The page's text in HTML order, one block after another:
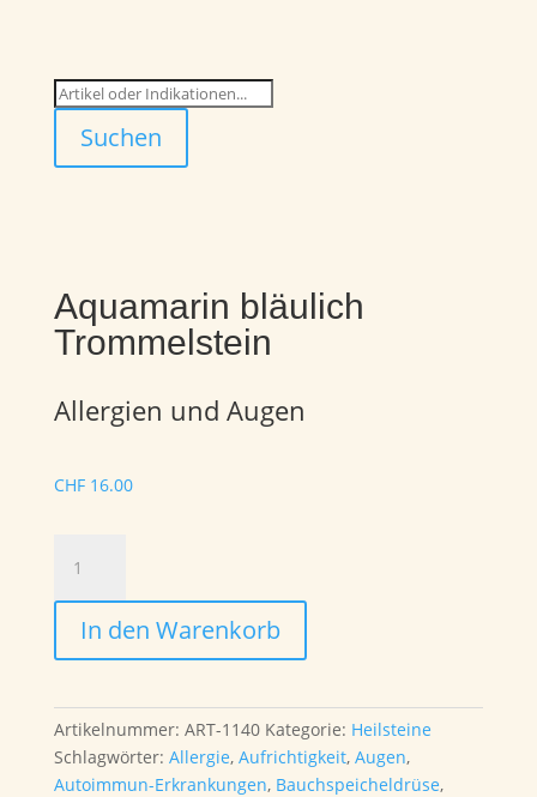
Suchen
Aquamarin bläulich
Trommelstein
Allergien und Augen
CHF16.00
bläulich
Trommelstein
MengeIn den Warenkorb
Artikelnummer: ART-1140 Kategorie: Heilsteine
Schlagwörter: Allergie, Aufrichtigkeit, Augen,
Autoimmun-Erkrankungen, Bauchspeicheldrüse,